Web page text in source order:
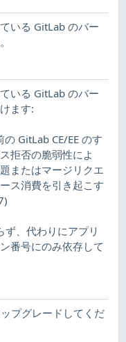
いる GitLab のバー
いる GitLab のバー
ます:
GitLab CE/EE のす
拒否の脆弱性によ
またはマージリクエ
ス消費を引き起こす
、代わりにアプリ
番号にのみ依存して
プグレードしてくだ